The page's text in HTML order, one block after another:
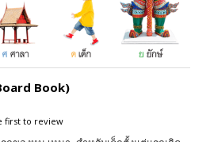
Book)
first to review